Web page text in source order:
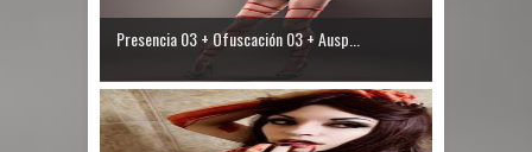
Presencia 03 + Ofuscación 03 + Ausp...